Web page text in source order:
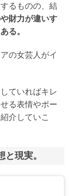
るものの、結
財力が違いす
る。
の女芸人がイ
ていればキレ
る表情やポー
介していこ
現実。